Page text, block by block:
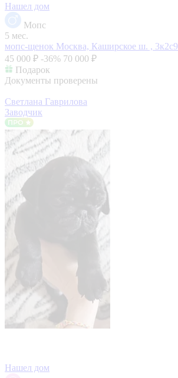
Нашел дом
Мопс
5 мес.
мопс-щенок Москва, Каширское ш. , 3к2с9
45 000 ₽ -36% 70 000 ₽
Подарок
Документы проверены
Светлана Гаврилова
Заводчик
Нашел дом